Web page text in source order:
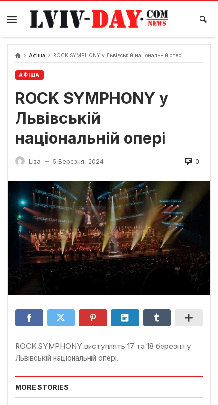
Skip
content
Афіша ROCK SYMPHONY у Львівській національній опері
АФІША
ROCK SYMPHONY у
Львівській
національній опері
Liza — 5 Березня, 2024 0
ROCK SYMPHONY виступлять 17 та 18 березня у
Львівській національній опері.
MORE STORIES